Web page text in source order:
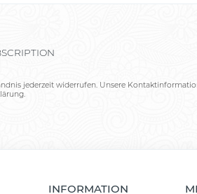
jederzeit widerrufen. Unsere
INFORMATION